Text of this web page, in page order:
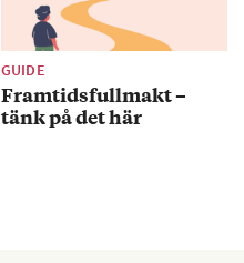
GUIDE
Framtidsfullmakt –
tänk på det här